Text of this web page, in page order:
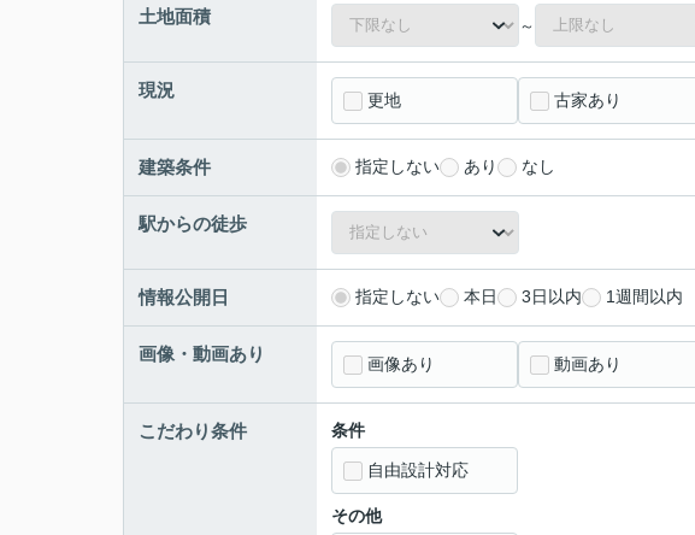
土地面積 ～
現況 更地 古家あり
建築条件 指定しない あり なし
駅からの徒歩
情報公開日 指定しない 本日 3日以内 1週間以内
画像・動画あり 画像あり 動画あり
こだわり条件 条件
自由設計対応
その他